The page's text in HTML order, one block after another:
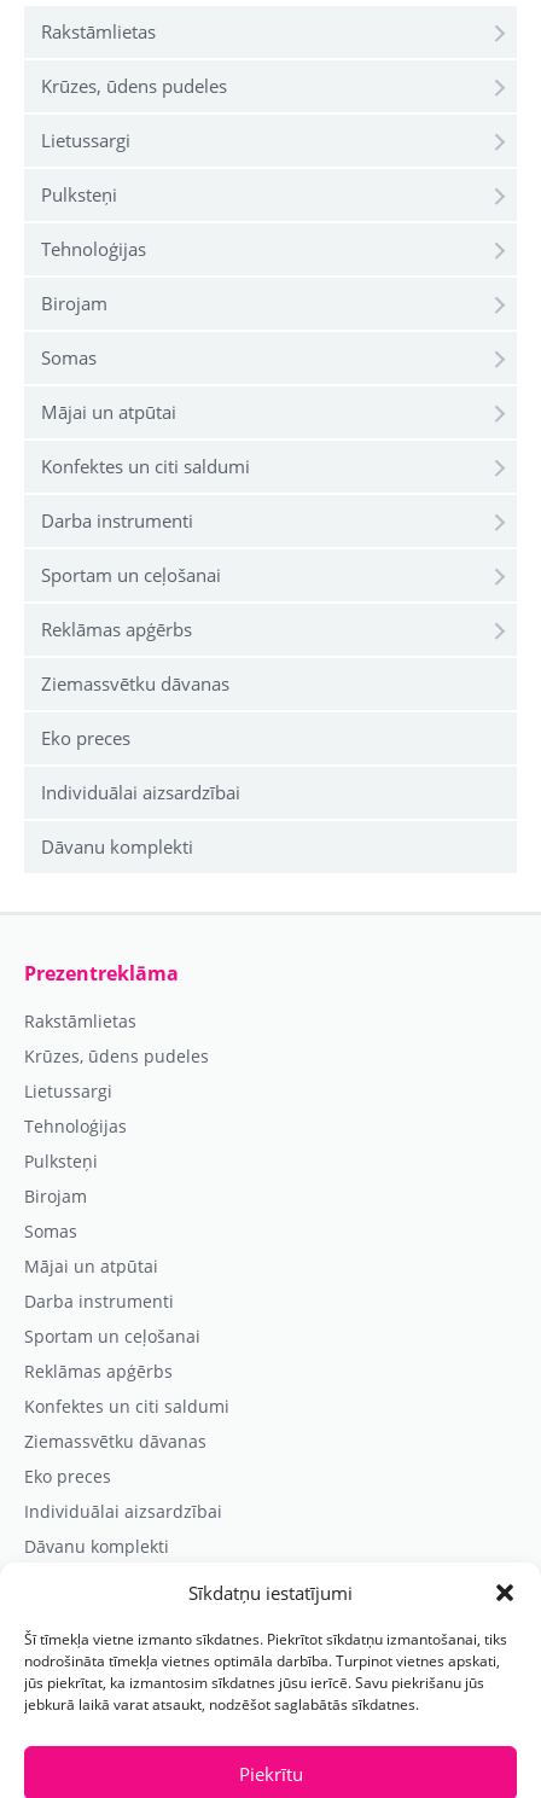
Sīkdatņu iestatījumi
Šī tīmekļa vietne izmanto sīkdatnes. Piekrītot sīkdatņu izmantošanai, tiks
nodrošināta tīmekļa vietnes optimāla darbība. Turpinot vietnes apskati,
jūs piekrītat, ka izmantosim sīkdatnes jūsu ierīcē. Savu piekrišanu jūs
jebkurā laikā varat atsaukt, nodzēšot saglabātās sīkdatnes.
Piekrītu
Rakstāmlietas
Krūzes, ūdens pudeles
Lietussargi
Pulksteņi
Tehnoloģijas
Birojam
Somas
Mājai un atpūtai
Konfektes un citi saldumi
Darba instrumenti
Sportam un ceļošanai
Reklāmas apģērbs
Ziemassvētku dāvanas
Eko preces
Individuālai aizsardzībai
Dāvanu komplekti
Prezentreklāma
Rakstāmlietas
Krūzes, ūdens pudeles
Lietussargi
Tehnoloģijas
Pulksteņi
Birojam
Somas
Mājai un atpūtai
Darba instrumenti
Sportam un ceļošanai
Reklāmas apģērbs
Konfektes un citi saldumi
Ziemassvētku dāvanas
Eko preces
Individuālai aizsardzībai
Dāvanu komplekti
Kontaktinformācija
Prezentreklāmas aģentūra “PARIS”
Reģ.nr.: 40103625328